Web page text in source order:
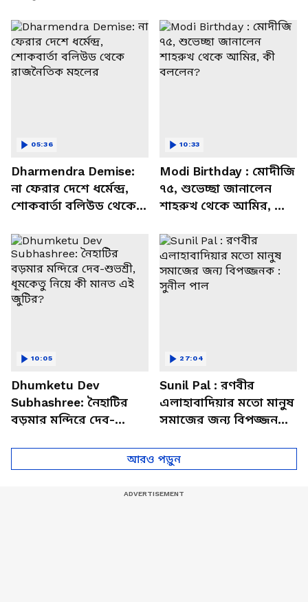
Dharmendra Demise:
না ফেরার দেশে ধর্মেন্দ্র,
শোকবার্তা বলিউড থেকে
05:36
Modi Birthday : মোদীজি
৭৫, শুভেচ্ছা জানালেন
শাহরুখ থেকে আমির, কী
10:33
Dhumketu Dev
Subhashree: নৈহাটির
বড়মার মন্দিরে দেব-
10:05
Sunil Pal : রণবীর
এলাহাবাদিয়ার মতো মানুষ
সমাজের জন্য বিপজ্জনক :
27:04
আরও পড়ুন